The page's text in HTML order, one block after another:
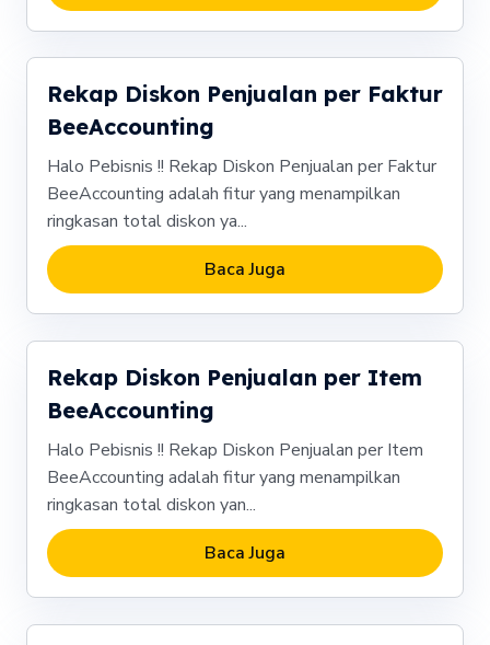
Rekap Diskon Penjualan per Faktur
BeeAccounting
Halo Pebisnis !! Rekap Diskon Penjualan per Faktur
BeeAccounting adalah fitur yang menampilkan
ringkasan total diskon ya...
Baca Juga
Rekap Diskon Penjualan per Item
BeeAccounting
Halo Pebisnis !! Rekap Diskon Penjualan per Item
BeeAccounting adalah fitur yang menampilkan
ringkasan total diskon yan...
Baca Juga